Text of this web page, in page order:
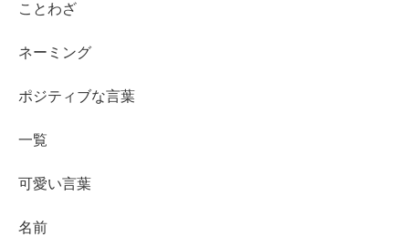
ことわざ
ネーミング
ポジティブな言葉
一覧
可愛い言葉
名前